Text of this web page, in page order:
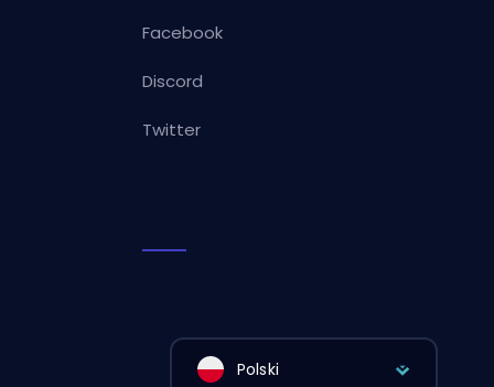
Facebook
Discord
Twitter
Polski